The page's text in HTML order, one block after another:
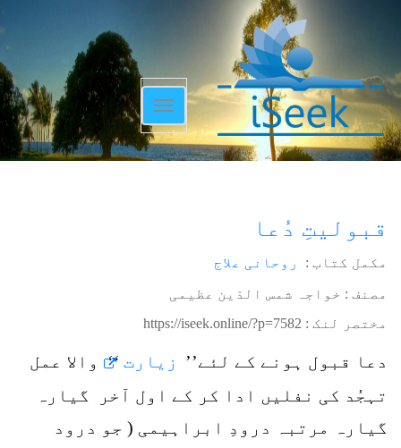
Toggle
navigation
قبولیتِ دُعا
مکمل کتاب : روحانی علاج
مصنف : خواجہ شمس الدّین عظیمی
مختصر لنک : https://iseek.online/?p=7582
دعا قبول ہونے کے لئے’’ زیارت ‘‘ والا عمل
تہجُد کی نفلیں ادا کر کے اول آخر گیارہ
گیارہ مرتبہ درودِ ابراہیمی ( جو درود